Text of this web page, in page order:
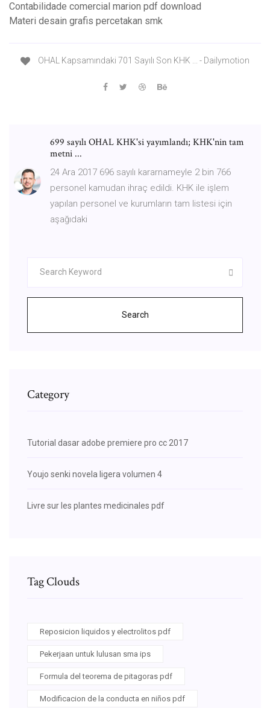
Contabilidade comercial marion pdf download
Materi desain grafis percetakan smk
OHAL Kapsamındaki 701 Sayılı Son KHK ... - Dailymotion
699 sayılı OHAL KHK'si yayımlandı; KHK'nin tam
metni ...
24 Ara 2017 696 sayılı kararnameyle 2 bin 766
personel kamudan ihraç edildi. KHK ile işlem
yapılan personel ve kurumların tam listesi için
aşağıdaki
Search
Category
Tutorial dasar adobe premiere pro cc 2017
Youjo senki novela ligera volumen 4
Livre sur les plantes medicinales pdf
Tag Clouds
Reposicion liquidos y electrolitos pdf
Pekerjaan untuk lulusan sma ips
Formula del teorema de pitagoras pdf
Modificacion de la conducta en niños pdf